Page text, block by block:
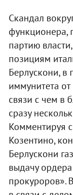
Скандал
функционера,
партию
позициям
Берлускони,
иммунитета
связи с чем в
сразу
Комментируя
Козентино,
Берлускони
выдачу
прокуроров».